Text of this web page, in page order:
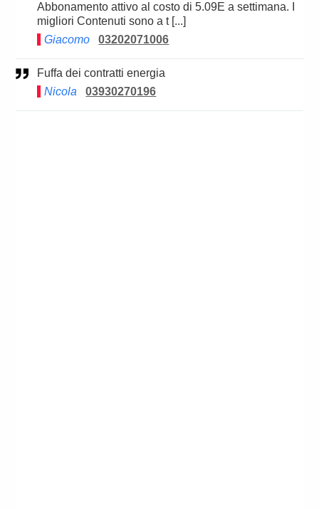
Abbonamento attivo al costo di 5.09E a settimana. I
migliori Contenuti sono a t [...]
Giacomo
03202071006
Fuffa dei contratti energia
Nicola
03930270196